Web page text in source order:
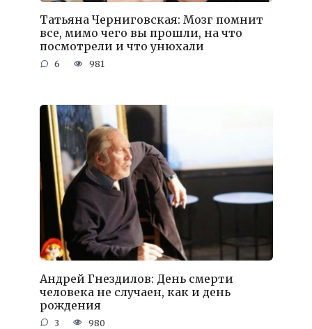
Татьяна Черниговская: Мозг помнит
все, мимо чего вы прошли, на что
посмотрели и что унюхали
6 981
Андрей Гнездилов: День смерти
человека не случаен, как и день
рождения
3 980